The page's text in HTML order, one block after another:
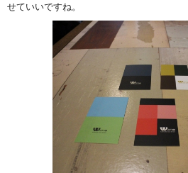
せていいですね。